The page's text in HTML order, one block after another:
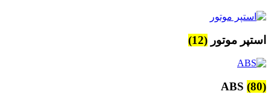
استپر موتور (12)
ABS (80)